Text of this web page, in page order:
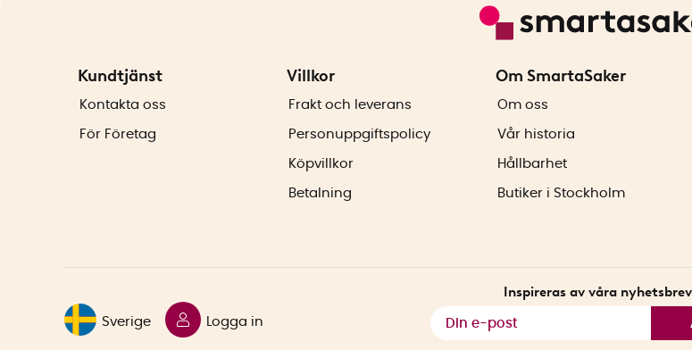
Kundtjänst
Kontakta oss
För Företag
Villkor
Frakt och leverans
Personuppgiftspolicy
Köpvillkor
Betalning
Om SmartaSaker
Om oss
Vår historia
Hållbarhet
Butiker i Stockholm
Sverige Logga in
Inspireras av våra